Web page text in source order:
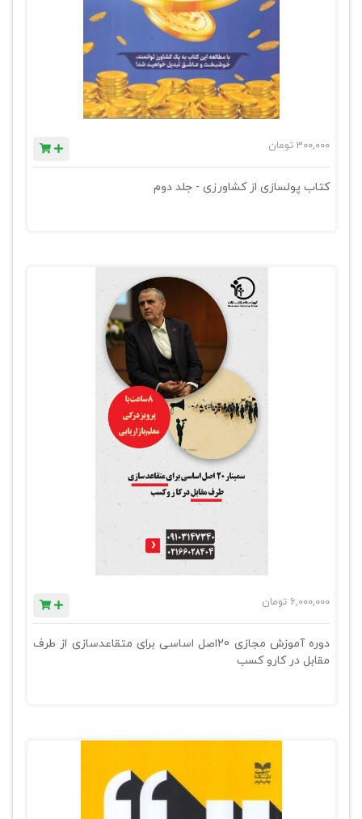
300,000 تومان
کتاب پولسازی از کشاورزی - جلد دوم
6,000,000 تومان
دوره آموزش مجازی 20اصل اساسی برای متقاعدسازی از طرف
مقابل در کارو کسب